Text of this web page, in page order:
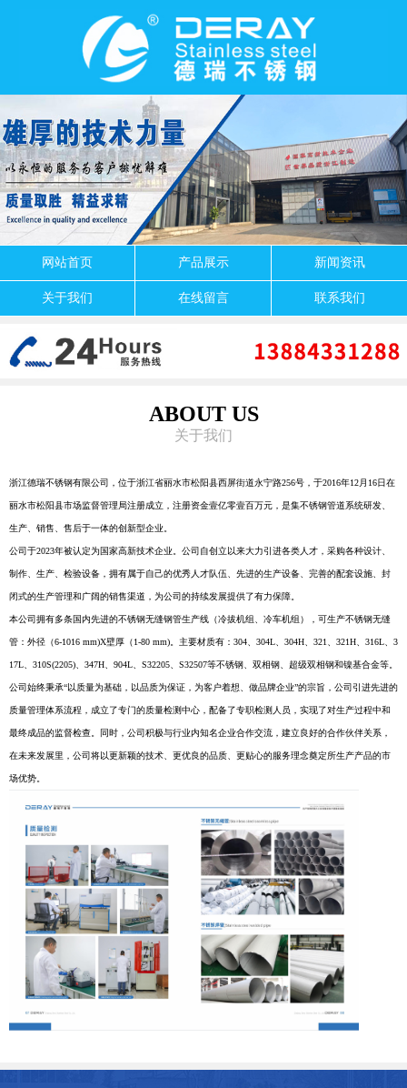
网站首页 产品展示 新闻资讯
关于我们 在线留言 联系我们
ABOUT US
关于我们
浙江德瑞不锈钢有限公司，位于浙江省丽水市松阳县西屏街道永宁路256号，于2016年12月16日在
丽水市松阳县市场监督管理局注册成立，注册资金壹亿零壹百万元，是集不锈钢管道系统研发、
生产、销售、售后于一体的创新型企业。
公司于2023年被认定为国家高新技术企业。公司自创立以来大力引进各类人才，采购各种设计、
制作、生产、检验设备，拥有属于自己的优秀人才队伍、先进的生产设备、完善的配套设施、封
闭式的生产管理和广阔的销售渠道，为公司的持续发展提供了有力保障。
本公司拥有多条国内先进的不锈钢无缝钢管生产线（冷拔机组、冷车机组），可生产不锈钢无缝
管：外径（6-1016 mm)X壁厚（1-80 mm)。主要材质有：304、304L、304H、321、321H、316L、3
17L、310S(2205)、347H、904L、S32205、S32507等不锈钢、双相钢、超级双相钢和镍基合金等。
公司始终秉承“以质量为基础，以品质为保证，为客户着想、做品牌企业”的宗旨，公司引进先进的
质量管理体系流程，成立了专门的质量检测中心，配备了专职检测人员，实现了对生产过程中和
最终成品的监督检查。同时，公司积极与行业内知名企业合作交流，建立良好的合作伙伴关系，
在未来发展里，公司将以更新颖的技术、更优良的品质、更贴心的服务理念奠定所生产产品的市
场优势。